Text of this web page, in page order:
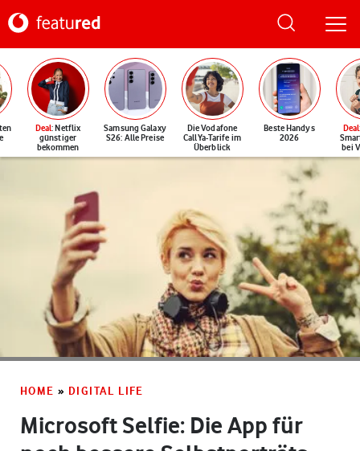
Deal: Netflix
günstiger
bekommen
Samsung Galaxy
S26: Alle Preise
Die Vodafone
CallYa-Tarife im
Überblick
Beste Handys
2026
Deal
bei
HOME » DIGITAL LIFE
Microsoft Selfie: Die App für